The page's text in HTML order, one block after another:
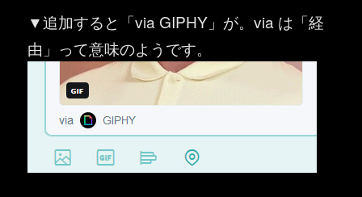
▼追加すると「via GIPHY」が。via は「経
由」って意味のようです。